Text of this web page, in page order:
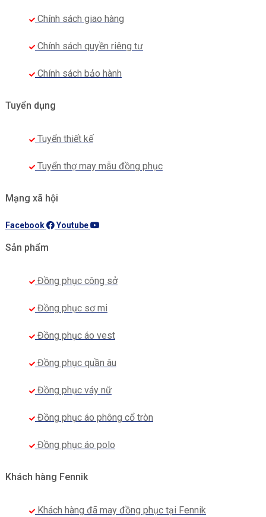
Chính sách giao hàng
Chính sách quyền riêng tư
Chính sách bảo hành
Tuyển dụng
Tuyển thiết kế
Tuyển thợ may mẫu đồng phục
Mạng xã hội
Facebook Youtube
Sản phẩm
Đồng phục công sở
Đồng phục sơ mi
Đồng phục áo vest
Đồng phục quần âu
Đồng phục váy nữ
Đồng phục áo phông cổ tròn
Đồng phục áo polo
Khách hàng Fennik
Khách hàng đã may đồng phục tại Fennik